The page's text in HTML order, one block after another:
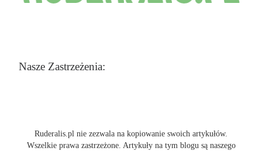
Nasze Zastrzeżenia:
Ruderalis.pl nie zezwala na kopiowanie swoich artykułów.
Wszelkie prawa zastrzeżone. Artykuły na tym blogu są naszego